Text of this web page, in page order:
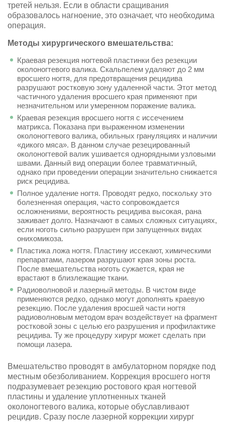
третей нельзя. Если в области сращивания
образовалось нагноение, это означает, что необходима
операция.
Методы хирургического вмешательства:
Краевая резекция ногтевой пластинки без резекции
околоногтевого валика. Скальпелем удаляют до 2 мм
вросшего ногтя, для предотвращения рецидива
разрушают ростковую зону удаленной части. Этот метод
частичного удаления вросшего края применяют при
незначительном или умеренном поражение валика.
Краевая резекция вросшего ногтя с иссечением
матрикса. Показана при выраженном изменении
околоногтевого валика, обильных грануляциях и наличии
«дикого мяса». В данном случае резецированный
околоногтевой валик ушивается однорядными узловыми
швами. Данный вид операции более травматичный,
однако при проведении операции значительно снижается
риск рецидива.
Полное удаление ногтя. Проводят редко, поскольку это
болезненная операция, часто сопровождается
осложнениями, вероятность рецидива высокая, рана
заживает долго. Назначают в самых сложных ситуациях,
если ноготь сильно разрушен при запущенных видах
онихомикоза.
Пластика ложа ногтя. Пластину иссекают, химическими
препаратами, лазером разрушают края зоны роста.
После вмешательства ноготь сужается, края не
врастают в близлежащие ткани.
Радиоволновой и лазерный методы. В чистом виде
применяются редко, однако могут дополнять краевую
резекцию. После удаления вросшей части ногтя
радиоволновым методом врач воздействует на фрагмент
ростковой зоны с целью его разрушения и профилактике
рецидива. Ту же процедуру хирург может сделать при
помощи лазера.
Вмешательство проводят в амбулаторном порядке под
местным обезболиванием. Коррекция вросшего ногтя
подразумевает резекцию ростового края ногтевой
пластины и удаление уплотненных тканей
околоногтевого валика, которые обуславливают
рецидив. Сразу после лазерной коррекции хирург